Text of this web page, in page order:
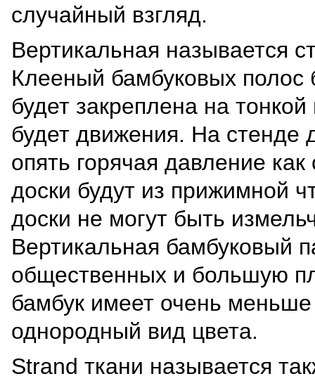
случайный взгляд.
Вертикальная называется
Клееный бамбуковых полос
будет закреплена на
будет движения. На стенде
опять горячая давление
доски будут из прижимной
доски не могут быть
Вертикальная бамбуковый
общественных и большую
бамбук имеет очень
однородный вид цвета.
Strand ткани называется